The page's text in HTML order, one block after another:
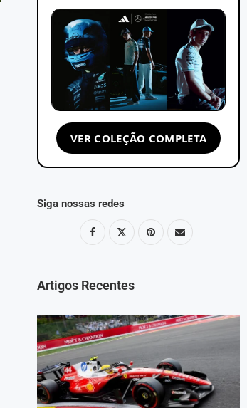
VER COLEÇÃO COMPLETA
Siga nossas redes
Artigos Recentes